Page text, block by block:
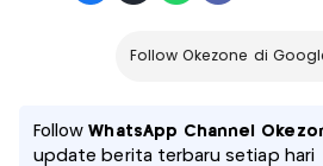
Follow Okezone di
FollowWhatsApp Channel
update berita terbaru setiap hari